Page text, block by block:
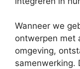
Wanneer we
ontwerpen met
omgeving,
samenwerking.